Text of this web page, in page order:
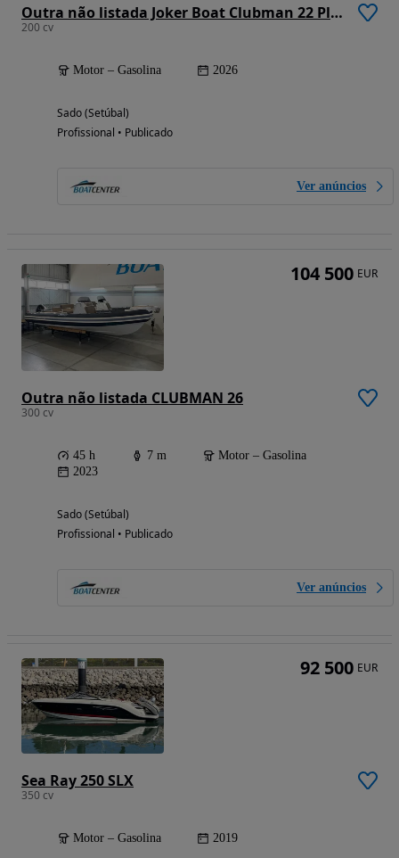
Outra não listada Joker Boat Clubman 22 Plus
200 cv
Motor – Gasolina 2026
Sado (Setúbal)
Profissional • Publicado
Ver anúncios
Outra não listada CLUBMAN 26
300 cv
45 h 7 m
Motor – Gasolina
2023
Sado (Setúbal)
Profissional • Publicado
Ver anúncios
104 500 EUR
Sea Ray 250 SLX
350 cv
Motor – Gasolina 2019
92 500 EUR